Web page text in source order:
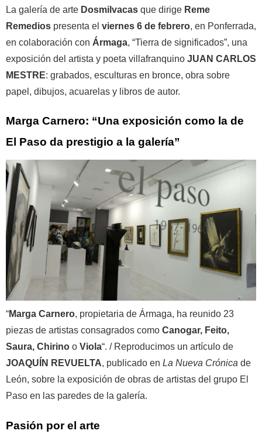
La galería de arte Dosmilvacas que dirige Reme
Remedios presenta el viernes 6 de febrero, en Ponferrada,
en colaboración con Ármaga, “Tierra de significados”, una
exposición del artista y poeta villafranquino JUAN CARLOS
MESTRE: grabados, esculturas en bronce, obra sobre
papel, dibujos, acuarelas y libros de autor.
Marga Carnero: “Una exposición como la de
El Paso da prestigio a la galería”
“Marga Carnero, propietaria de Ármaga, ha reunido 23
piezas de artistas consagrados como Canogar, Feito,
Saura, Chirino o Viola“. / Reproducimos un artículo de
JOAQUÍN REVUELTA, publicado en La Nueva Crónica de
León, sobre la exposición de obras de artistas del grupo El
Paso en las paredes de la galería.
Pasión por el arte